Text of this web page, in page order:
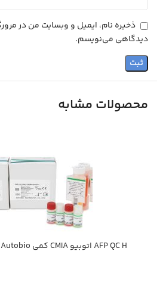
ذخیره نام، ایمیل و وبسایت من در
دیدگاهی می‌نویسم.
محصولات مشابه
AFP QC H اتوبيو CMIA كمي Autobio آلفافتوپروتئين